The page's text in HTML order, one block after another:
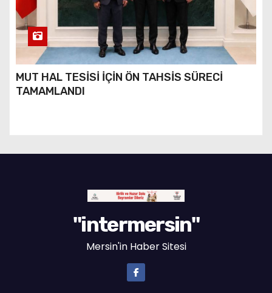
MUT HAL TESİSİ İÇİN ÖN TAHSİS SÜRECİ
TAMAMLANDI
"intermersin"
Mersin'in Haber Sitesi